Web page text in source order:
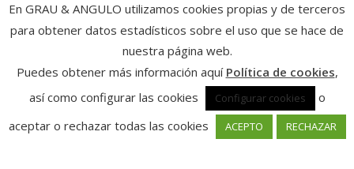
En GRAU & ANGULO utilizamos cookies propias y de terceros
para obtener datos estadísticos sobre el uso que se hace de
nuestra página web.
Puedes obtener más información aquí Política de cookies,
así como configurar las cookies
Configurar cookies
o
aceptar o rechazar todas las cookies
ACEPTO RECHAZAR